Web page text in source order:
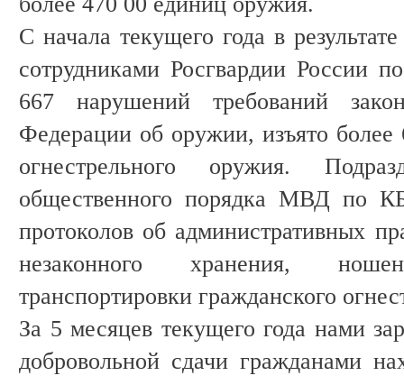
С начала текущего года в
сотрудниками Росгвардии России
667 нарушений требований
Федерации об оружии, изъято более
огнестрельного оружия.
общественного порядка МВД по
протоколов об административных
незаконного хранения,
транспортировки гражданского
За 5 месяцев текущего года нами
добровольной сдачи гражданами